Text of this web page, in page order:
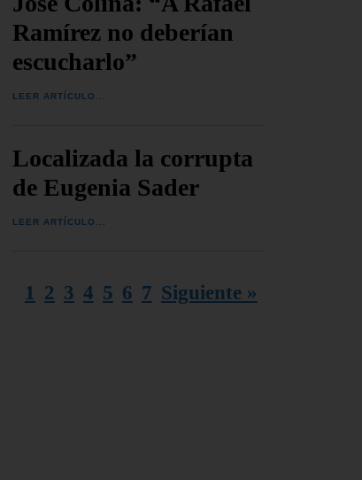
Ramírez no deberían
escucharlo”
LEER ARTÍCULO...
Localizada la corrupta
de Eugenia Sader
LEER ARTÍCULO...
1 2 3 4 5 6 7 Siguiente »